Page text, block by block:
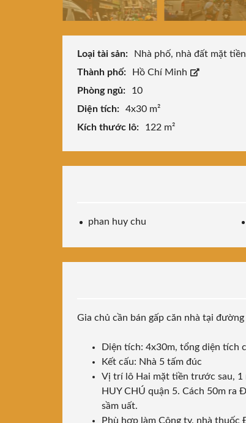
Loại tài sản: Nhà phố, nhà đất mặt tiền
Thành phố:
Hồ Chí Minh
Phòng ngủ:
10
Diện tích:
4x30 m²
Kích thước lô:
122 m²
phan huy chu
Gia chủ cần bán gấp căn nhà tại
Diện tích: 4x30m, tổng diện tích
Kết cấu: Nhà 5 tấm đúc
Vị trí lô Hai mặt tiền trước sau, 1
HUY CHÚ quận 5. Cách 50m ra
sầm uất.
Phù hợp làm Công ty, nhà thuốc